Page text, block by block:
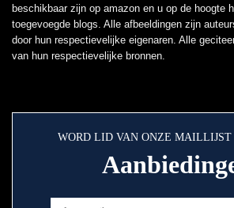
beschikbaar zijn op amazon en u op de hoogte
toegevoegde blogs. Alle afbeeldingen zijn
door hun respectievelijke eigenaren. Alle
van hun respectievelijke bronnen.
WORD LID VAN ONZE MAILLIJST